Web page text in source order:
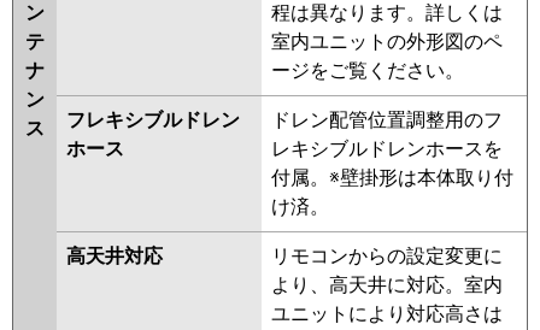
ン
テ
ナ
ン
ス
程は異なります。詳しくは
室内ユニットの外形図のペ
ージをご覧ください。
フレキシブルドレン
ホース
ドレン配管位置調整用のフ
レキシブルドレンホースを
付属。※壁掛形は本体取り付
け済。
高天井対応
リモコンからの設定変更に
より、高天井に対応。室内
ユニットにより対応高さは